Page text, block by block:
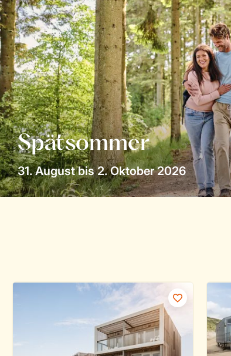
Spätsommer
31. August bis 2. Oktober 2026